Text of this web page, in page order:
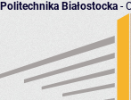
Politechnika Białostocka -